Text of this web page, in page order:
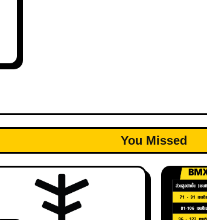
You Missed